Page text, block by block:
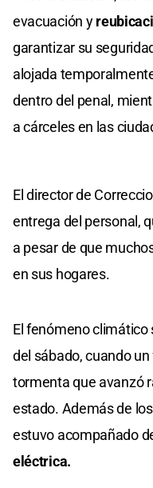
evacuación y
garantizar su
alojada
dentro del penal,
a cárceles en las
El director de
entrega del personal,
a pesar de que
en sus hogares.
El fenómeno climático
del sábado, cuando
tormenta que avanzó
estado. Además de
estuvo acompañado
eléctrica.